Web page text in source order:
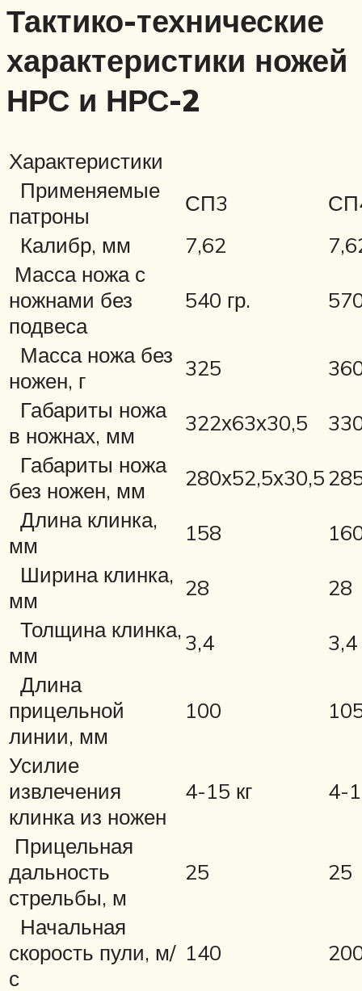
Тактико-технические
характеристики ножей
НРС и НРС-2
Характеристики
Применяемые
патроны
СП3
Калибр, мм
7,62
Масса ножа с
ножнами без
подвеса
540 гр.
Масса ножа без
ножен, г
325
Габариты ножа
в ножнах, мм
322х63х30,5
Габариты ножа
без ножен, мм
280х52,5х30,5
Длина клинка,
мм
158
Ширина клинка,
мм
28
28
Толщина клинка,
мм
3,4
3,4
Длина
прицельной
линии, мм
100
Усилие
извлечения
клинка из ножен
4-15 кг 4-
Прицельная
дальность
стрельбы, м
25 25
Начальная
скорость пули, м/
с
140